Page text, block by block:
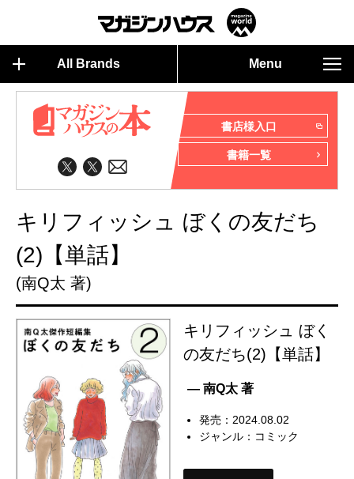
All Brands Menu
書店様入口
書籍一覧
キリフィッシュ ぼくの友だち
(2)【単話】
(南Q太 著)
キリフィッシュ ぼく
の友だち(2)【単話】
— 南Q太 著
発売：2024.08.02
ジャンル： コミック